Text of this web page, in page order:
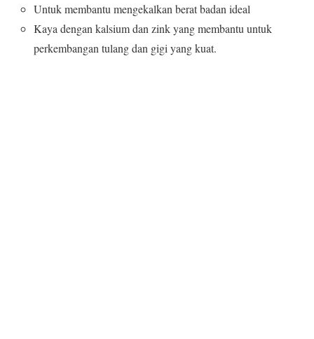
Untuk membantu mengekalkan berat badan ideal
Kaya dengan kalsium dan zink yang membantu untuk
perkembangan tulang dan gigi yang kuat.